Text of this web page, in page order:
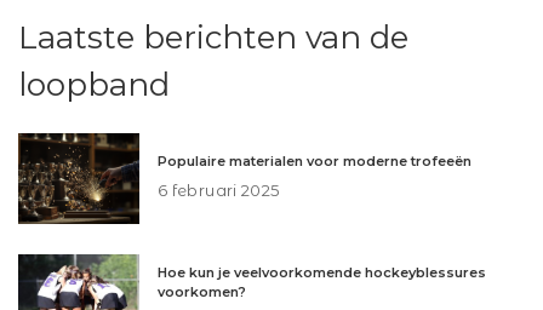
Laatste berichten van de
loopband
Populaire materialen voor moderne trofeeën
6 februari 2025
Hoe kun je veelvoorkomende hockeyblessures
voorkomen?